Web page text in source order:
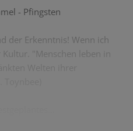
- Pfingsten
der Erkenntnis! Wenn ich
"Menschen leben in